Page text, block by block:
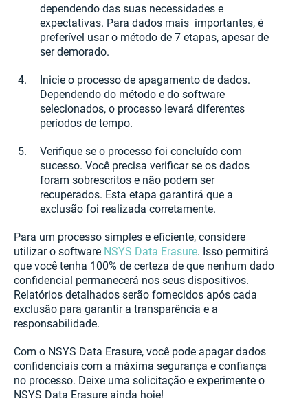
dependendo das suas necessidades e
expectativas. Para dados mais importantes, é
preferível usar o método de 7 etapas, apesar de
ser demorado.
Inicie o processo de apagamento de dados.
Dependendo do método e do software
selecionados, o processo levará diferentes
períodos de tempo.
Verifique se o processo foi concluído com
sucesso. Você precisa verificar se os dados
foram sobrescritos e não podem ser
recuperados. Esta etapa garantirá que a
exclusão foi realizada corretamente.
Para um processo simples e eficiente, considere
utilizar o software NSYS Data Erasure. Isso permitirá
que você tenha 100% de certeza de que nenhum dado
confidencial permanecerá nos seus dispositivos.
Relatórios detalhados serão fornecidos após cada
exclusão para garantir a transparência e a
responsabilidade.
Com o NSYS Data Erasure, você pode apagar dados
confidenciais com a máxima segurança e confiança
no processo. Deixe uma solicitação e experimente o
NSYS Data Erasure ainda hoje!